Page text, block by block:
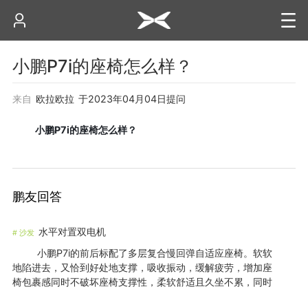
小鹏P7i的座椅怎么样？
来自 欧拉欧拉 于2023年04月04日提问
小鹏P7i的座椅怎么样？
鹏友回答
# 沙发 水平对置双电机
小鹏P7i的前后标配了多层复合慢回弹自适应座椅。软软
地陷进去，又恰到好处地支撑，吸收振动，缓解疲劳，增加座
椅包裹感同时不破坏座椅支撑性，柔软舒适且久坐不累，同时